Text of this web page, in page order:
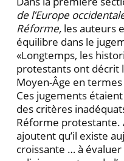
de l’Europe
Réforme, les auteurs
équilibre dans le
«Longtemps, les
protestants ont décrit
Moyen-Âge en
Ces jugements
des critères
Réforme protestante.
ajoutent qu’il existe
croissante … à